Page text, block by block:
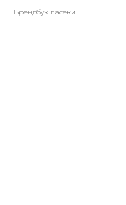
Брендбук пасеки